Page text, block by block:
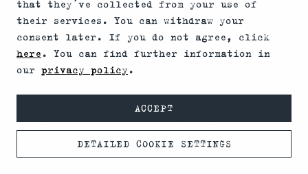
that they’ve collected from your use of
their services. You can withdraw your
consent later. If you do not agree, click
here. You can find further information in
our privacy policy.
ACCEPT
DETAILED COOKIE SETTINGS
Browser-Plug-In herunterladen und
installieren:
http://tools.google.com/dlpage/gaoptout?
hl=de.
Alternativ zum Browser-Plug-In oder innerhalb
folgender Link, um ein Opt-Out-Cookie zu
setzen, der die Erfassung durch Google
Analytics innerhalb dieses Onlineangebotes
zukünftig verhindert (dieses Opt-Out-Cookie